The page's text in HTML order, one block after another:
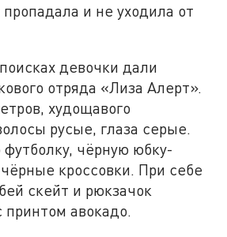
и не уходила от
девочки дали
отряда «Лиза Алерт».
худощавого
русые, глаза серые.
чёрную юбку-
кроссовки. При себе
скейт и рюкзачок
принтом авокадо.